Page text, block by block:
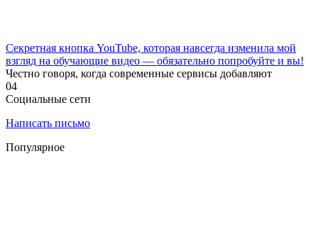
Секретная кнопка YouTube, которая навсегда изменила мой
взгляд на обучающие видео — обязательно попробуйте и вы!
Честно говоря, когда современные сервисы добавляют
04
Социальные сети
Написать письмо
Популярное